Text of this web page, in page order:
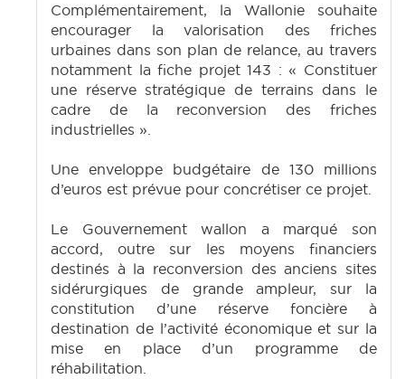
Complémentairement, la Wallonie souhaite
encourager la valorisation des friches
urbaines dans son plan de relance, au travers
notamment la fiche projet 143 : « Constituer
une réserve stratégique de terrains dans le
cadre de la reconversion des friches
industrielles ».
Une enveloppe budgétaire de 130 millions
d’euros est prévue pour concrétiser ce projet.
Le Gouvernement wallon a marqué son
accord, outre sur les moyens financiers
destinés à la reconversion des anciens sites
sidérurgiques de grande ampleur, sur la
constitution d’une réserve foncière à
destination de l’activité économique et sur la
mise en place d’un programme de
réhabilitation.